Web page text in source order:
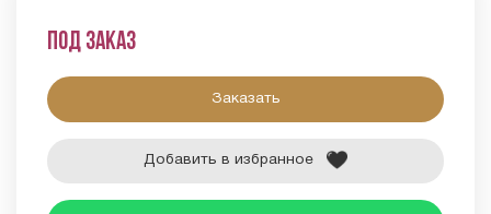
Под заказ
Заказать
Добавить в избранное